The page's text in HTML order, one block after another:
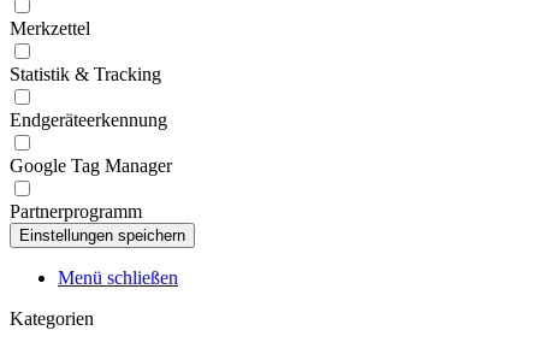
Merkzettel
Statistik & Tracking
Endgeräteerkennung
Google Tag Manager
Partnerprogramm
Menü schließen
Kategorien